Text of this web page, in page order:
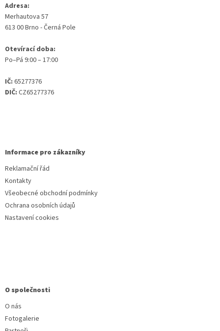
Adresa:
Merhautova 57
613 00 Brno - Černá Pole
Otevírací doba:
Po–Pá 9:00 – 17:00
IČ: 65277376
DIČ: CZ65277376
Informace pro zákazníky
Reklamační řád
Kontakty
Všeobecné obchodní podmínky
Ochrana osobních údajů
Nastavení cookies
O společnosti
O nás
Fotogalerie